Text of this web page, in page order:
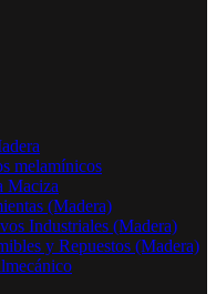
melamínicos
Maciza
(Madera)
Industriales (Madera)
y Repuestos (Madera)